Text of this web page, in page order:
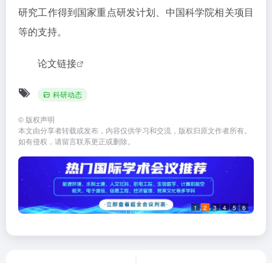
研究工作得到国家重点研发计划、中国科学院相关项目
等的支持。
论文链接
科研动态
© 版权声明
本文由分享者转载或发布，内容仅供学习和交流，版权归原文作者所有。
如有侵权，请留言联系更正或删除。
1 2 3 4 5 6